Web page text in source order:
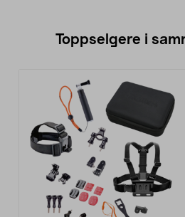
Toppselgere i